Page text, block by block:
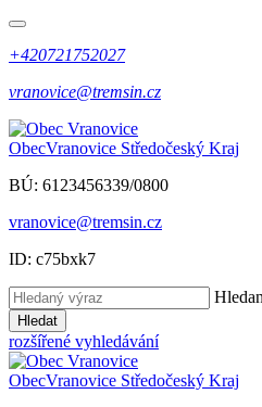
+420721752027
vranovice@tremsin.cz
ObecVranovice Středočeský Kraj
BÚ: 6123456339/0800
vranovice@tremsin.cz
ID: c75bxk7
Hledat
rozšířené vyhledávání
ObecVranovice Středočeský Kraj